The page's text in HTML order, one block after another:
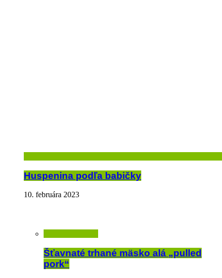
Huspenina podľa babičky
10. februára 2023
Šťavnaté trhané mäsko alá „pulled
pork“